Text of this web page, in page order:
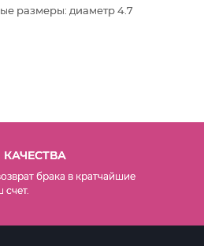
размеры: диаметр 4.7
КАЧЕСТВА
брака в кратчайшие
счет.